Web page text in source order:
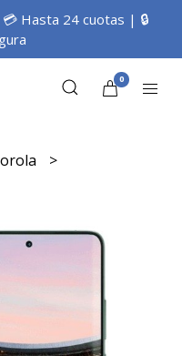
Hasta 24 cuotas | 🔒
0